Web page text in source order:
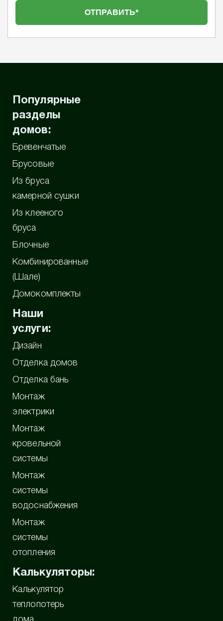
Популярные
разделы
домов:
Бревенчатые
Брусовые
Из бруса
камерной сушки
Из клееного
бруса
Блочные
Комбинированные
(Шале)
Домокомплекты
Наши
услуги:
Дизайн
Отделка домов
Отделка бань
Монтаж
электрики
Монтаж
кровельной
системы
Монтаж
системы
водоснабжения
Монтаж
системы
отопления
Калькуляторы:
Калькулятор
теплопотерь
дома